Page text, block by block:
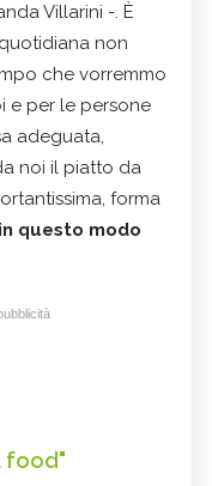
Villarini -. È
non
che vorremmo
e per le persone
adeguata,
noi il piatto da
forma
questo modo
food"